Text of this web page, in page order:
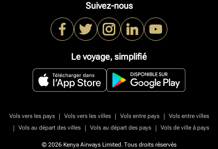
Suivez-nous
Le voyage, simplifié
Vols vers les pays | Vols vers les villes | Vols entre pays |
Vols entre villes
|
Vols au départ des villes | Vols au départ des pays | Vols de ville à pays
© 2026 Kenya Airways Limited. Tous droits réservés